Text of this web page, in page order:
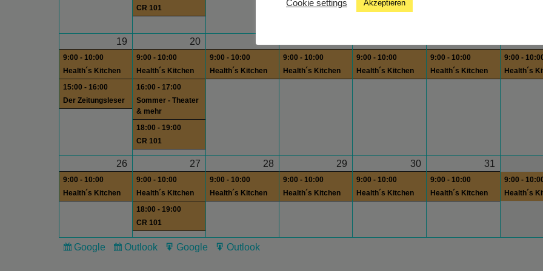
CR 101
19
9:00 - 10:00
Health´s Kitchen
15:00 - 16:00
Der Zeitungsleser
20
9:00 - 10:00
Health´s Kitchen
16:00 - 17:00
Sommer - Theater
& mehr
18:00 - 19:00
CR 101
9:00 - 10:00
Health´s Kitchen
9:00 - 10:00
Health´s Kitchen
9:00 - 10:00
Health´s Kitchen
9:00 - 10:00
Health´s Kitchen
9:00 -
Health´s
26
9:00 - 10:00
Health´s Kitchen
27
9:00 - 10:00
Health´s Kitchen
18:00 - 19:00
CR 101
28
9:00 - 10:00
Health´s Kitchen
29
9:00 - 10:00
Health´s Kitchen
30
9:00 - 10:00
Health´s Kitchen
31
9:00 - 10:00
Health´s Kitchen
9:00 -
Health´s
Subscribe
Google
Subscribe
Outlook
Export
Google
Export
Outlook
Cookie settings Akzeptieren